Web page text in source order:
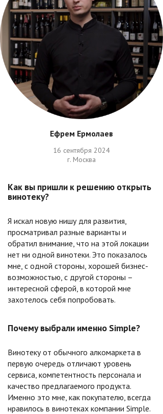
Ефрем Ермолаев
16 сентября 2024
г. Москва
Как вы пришли к решению открыть
винотеку?
Я искал новую нишу для развития,
просматривал разные варианты и
обратил внимание, что на этой локации
нет ни одной винотеки. Это показалось
мне, с одной стороны, хорошей бизнес-
возможностью, с другой стороны –
интересной сферой, в которой мне
захотелось себя попробовать.
Почему выбрали именно Simple?
Винотеку от обычного алкомаркета в
первую очередь отличают уровень
сервиса, компетентность персонала и
качество предлагаемого продукта.
Именно это мне, как покупателю, всегда
нравилось в винотеках компании Simple.